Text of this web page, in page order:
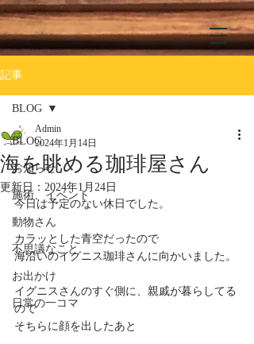
記事
BLOG
お知らせ
施術、イベント
動物さん
不思議なこと
お出かけ
日常の一コマ
BLOG
海を眺める珈琲屋さん
Admin
2024年1月14日
更新日： 2024年1月24日
今日は予定のない休日でした。
カラッとした青空だったので
海沿いのイグニス珈琲さんに向かいました。
イグニスさんのすぐ側に、親戚が暮らしてる
ので
そちらに顔を出したあと